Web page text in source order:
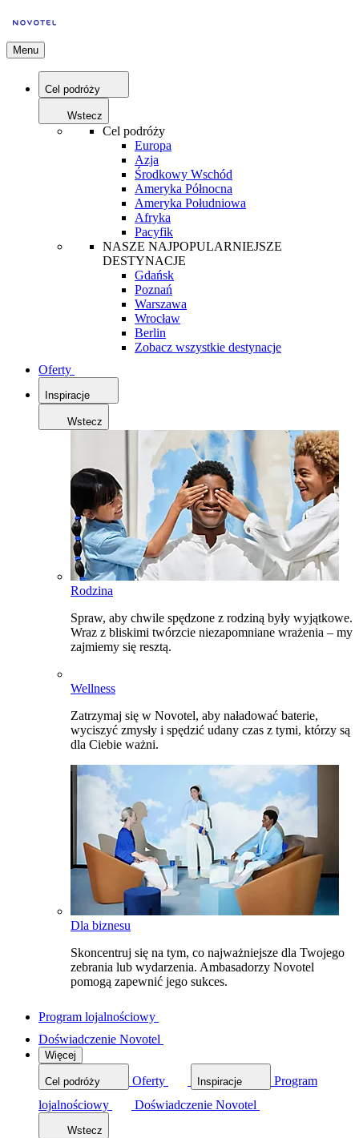
Menu
Cel podróży
Wstecz
Cel podróży
Europa
Azja
Środkowy Wschód
Ameryka Północna
Ameryka Południowa
Afryka
Pacyfik
NASZE NAJPOPULARNIEJSZE
DESTYNACJE
Gdańsk
Poznań
Warszawa
Wrocław
Berlin
Zobacz wszystkie destynacje
Oferty
Inspiracje
Wstecz
Rodzina
Spraw, aby chwile spędzone z rodziną były wyjątkowe.
Wraz z bliskimi twórzcie niezapomniane wrażenia – my
zajmiemy się resztą.
Wellness
Zatrzymaj się w Novotel, aby naładować baterie,
wyciszyć zmysły i spędzić udany czas z tymi, którzy są
dla Ciebie ważni.
Dla biznesu
Skoncentruj się na tym, co najważniejsze dla Twojego
zebrania lub wydarzenia. Ambasadorzy Novotel
pomogą zapewnić jego sukces.
Program lojalnościowy
Doświadczenie Novotel
Więcej
Cel podróży Oferty Inspiracje
Program
lojalnościowy
Doświadczenie Novotel
Wstecz